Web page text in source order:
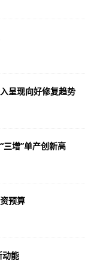
呈现向好修复趋势
增”单产创新高
预算
动能